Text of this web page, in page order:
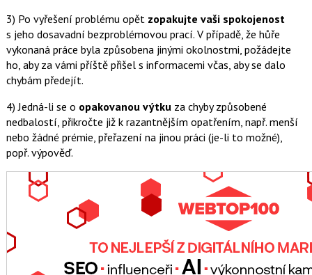
3) Po vyřešení problému opět zopakujte vaši spokojenost
s jeho dosavadní bezproblémovou prací. V případě, že hůře
vykonaná práce byla způsobena jinými okolnostmi, požádejte
ho, aby za vámi příště přišel s informacemi včas, aby se dalo
chybám předejít.
4) Jedná-li se o opakovanou výtku za chyby způsobené
nedbalostí, přikročte již k razantnějším opatřením, např. menší
nebo žádné prémie, přeřazení na jinou práci (je-li to možné),
popř. výpověď.